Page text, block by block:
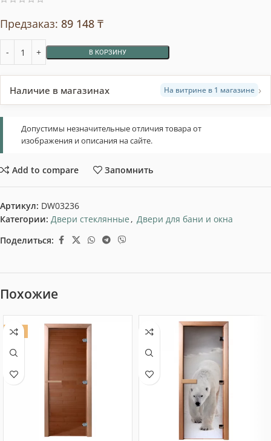
Предзаказ: 89 148 ₸
В КОРЗИНУ
Наличие в магазинах На витрине в 1 магазине ›
Допустимы незначительные отличия товара от
изображения и описания на сайте.
Add to compare Запомнить
Артикул: DW03236
Категории: Двери стеклянные , Двери для бани и окна
Поделиться:
Похожие
ХИТ